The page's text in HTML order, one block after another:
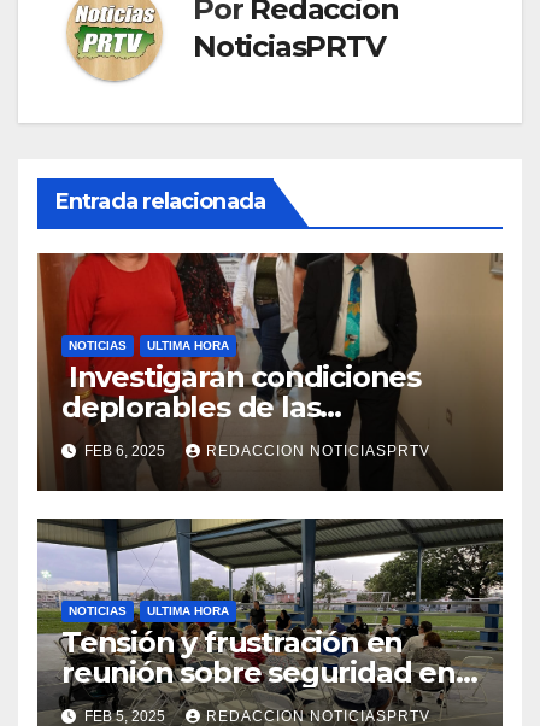
Por Redaccion
NoticiasPRTV
Entrada relacionada
NOTICIAS ULTIMA HORA
Investigaran condiciones
deplorables de las
facilidades el Departamento
de la Salud en Mayagüez
FEB 6, 2025 REDACCION NOTICIASPRTV
NOTICIAS ULTIMA HORA
Tensión y frustración en
reunión sobre seguridad en
Reparto Metropolitano
FEB 5, 2025 REDACCION NOTICIASPRTV